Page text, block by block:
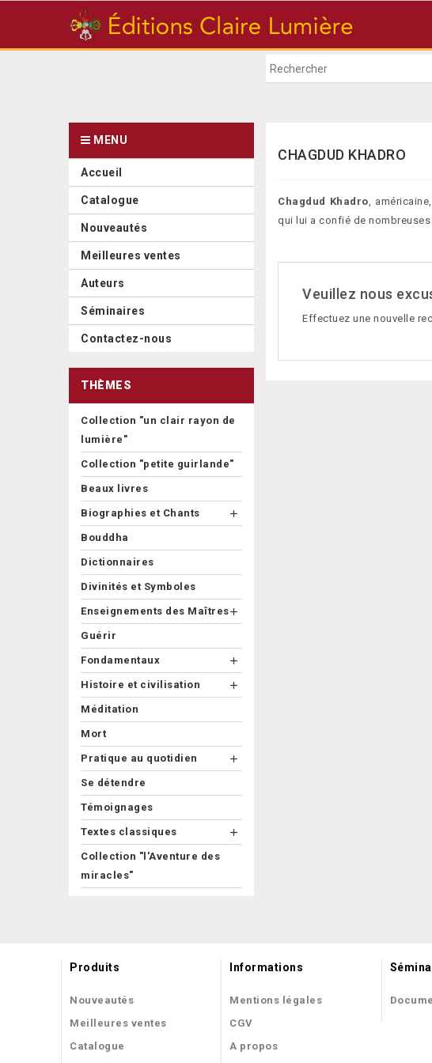
MENU
Accueil
Catalogue
Nouveautés
Meilleures ventes
Auteurs
Séminaires
Contactez-nous
THÈMES
Collection "un clair rayon de
lumière"
Collection "petite guirlande"
Beaux livres
Biographies et Chants

Bouddha
Dictionnaires
Divinités et Symboles
Enseignements des Maîtres
Guérir
Fondamentaux

Histoire et civilisation

Méditation
Mort
Pratique au quotidien

Se détendre
Témoignages
Textes classiques

Collection "l'Aventure des
miracles"
CHAGDUD KHADRO
Chagdud Khadro,
qui lui a confié de
Veuillez nous
Effectuez une nouvelle
Produits
Nouveautés
Meilleures ventes
Catalogue
Informations
Mentions légales
CGV
A propos